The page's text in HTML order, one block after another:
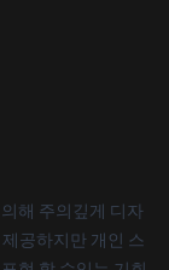
해 주의깊게 디자
공하지만 개인 스